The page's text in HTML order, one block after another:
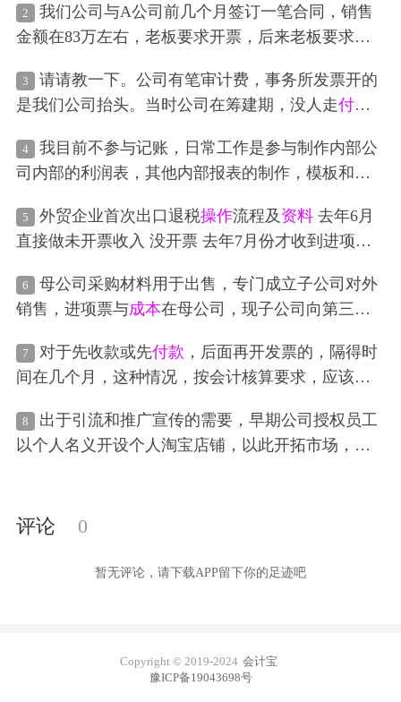
资款通过什么方式进来公司？海南省，资金操作流
程是，账务怎么 操作？
2
我们公司与A公司前几个月签订一笔合同，销售
金额在83万左右，老板要求开票，后来老板要求我
后，我才知道这笔过账走票的交易，我们公司开票
出去后，A公司向我们付了款，然后供应商再向开
票，我们 付款 供应商钱。这和睦是不是就是过账交
易，是否涉及虚开发票，有哪些 风险 ，日后这种要
怎么去规避呢
3
请请教一下。公司有笔审计费，事务所发票开的
是我们公司抬头。当时公司在筹建期，没人走付款
司开业后和股东有货款往来，股东直接从应付我们
的货款里扣掉这笔审计费。本来想让事务所退款、
我们再对公重付，结果事务所已经倒闭，没法操作
了。 现在我们公司和股东签个抵账协议，直接把这
笔应付审计费和应收股东的货款互相冲抵平账，这
样处理可以吗？可以抵扣进项税和成本吗？
4
我目前不参与记账，日常工作是参与制作内部公
司内部的利润表，其他内部报表的制作，模板和税
签字付款申请单，还有各种流水报表的制作，加日
常的开票，收票，审核各种费用和应收应付的凭证
齐全并签字，加以月初的打印公户的银行流水和上
个月的所有发票给到会计所记账，会计所出的申报
报表，需要我核对。入职一个星期左右了，发现每
天都有听到微信收款的信息，但出纳会去记日记
账，而我的工作是月初还需要对接会计事务所的税
务
风险责任？应该如何规避风险？
5 外贸企业首次出口退税操作流程及 资料去年6月
直接做未开票收入 没开票 去年7月份才收到进项发
时间在今年7月 进项发票的付款只付了一半货款 这
些会不会影响退税
6
母公司采购材料用于出售，专门成立子公司对外
销售，进项票与成本在母公司，现子公司向第三方
操作母公司与子公司呢？成本，税，该如何去流转
才合理呢？
7 对于先收款或先付款 ，后面再开发票的，隔得时
间在几个月，这种情况，按会计核算要求，应该确
开发票？
8
出于引流和推广宣传的需要，早期公司授权员工
以个人名义开设个人淘宝店铺，以此开拓市场，获
关的话，属于公司业务的话，可以库存
评论 0
暂无评论，请下载APP留下你的足迹吧
Copyright © 2019-2024 会计宝
豫ICP备19043698号